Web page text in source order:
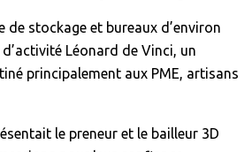
de stockage et bureaux d’environ
Léonard de Vinci, un
principalement aux PME, artisans
le preneur et le bailleur 3D